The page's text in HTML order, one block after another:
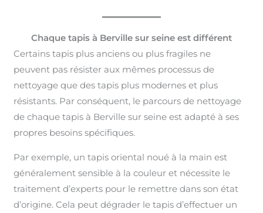
Chaque tapis à Berville sur seine est différent
Certains tapis plus anciens ou plus fragiles ne
peuvent pas résister aux mêmes processus de
nettoyage que des tapis plus modernes et plus
résistants. Par conséquent, le parcours de nettoyage
de chaque tapis à Berville sur seine est adapté à ses
propres besoins spécifiques.
Par exemple, un tapis oriental noué à la main est
généralement sensible à la couleur et nécessite le
traitement d’experts pour le remettre dans son état
d’origine. Cela peut dégrader le tapis d’effectuer un